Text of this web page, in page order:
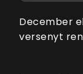
December
versenyt